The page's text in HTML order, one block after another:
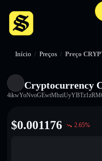
Início / Preços / Preço
Cryptocurrency
$0.001176 2.65%